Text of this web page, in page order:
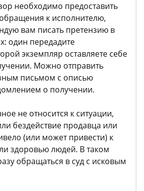
необходимо предоставить
к исполнителю,
вам писать претензию в
один передадите
экземпляр оставляете себе
Можно отправить
письмом с описью
о получении.
не относится к ситуации,
бездействие продавца или
(или может привести) к
здоровью людей. В таком
обращаться в суд с исковым